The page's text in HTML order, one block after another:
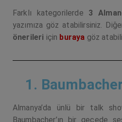
Farklı kategorilerde 3
yazımıza göz atabilirsiniz.
önerileri için buraya göz
1.
Almanya’da ünlü bir talk
Baumbacher’ın bir gecede